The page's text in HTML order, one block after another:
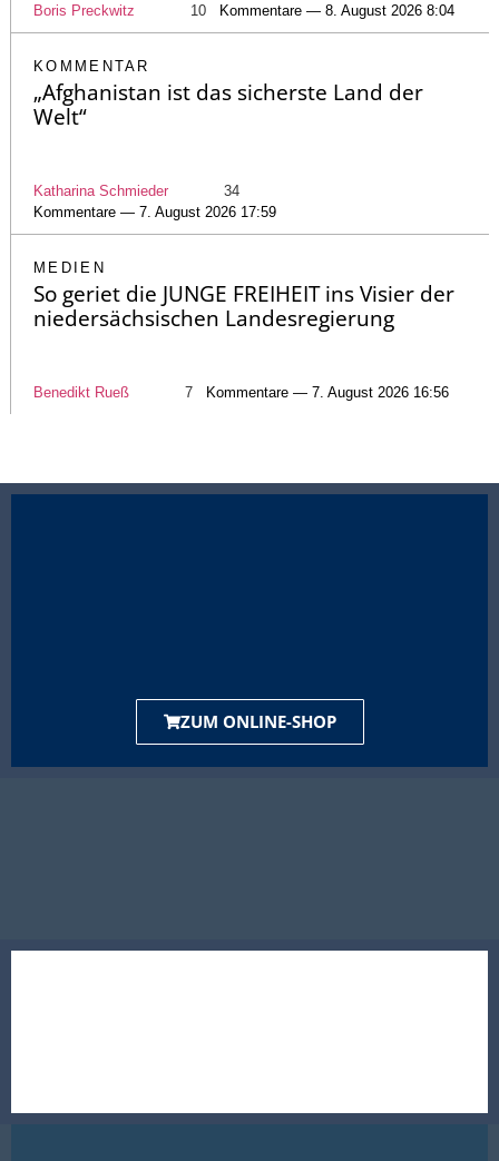
Boris Preckwitz 10 Kommentare — 8. August 2026 8:04
KOMMENTAR
„Afghanistan ist das sicherste Land der
Welt“
Katharina Schmieder
34
Kommentare — 7. August 2026 17:59
MEDIEN
So geriet die JUNGE FREIHEIT ins Visier der
niedersächsischen Landesregierung
Benedikt Rueß 7 Kommentare — 7. August 2026 16:56
ZUM ONLINE-SHOP